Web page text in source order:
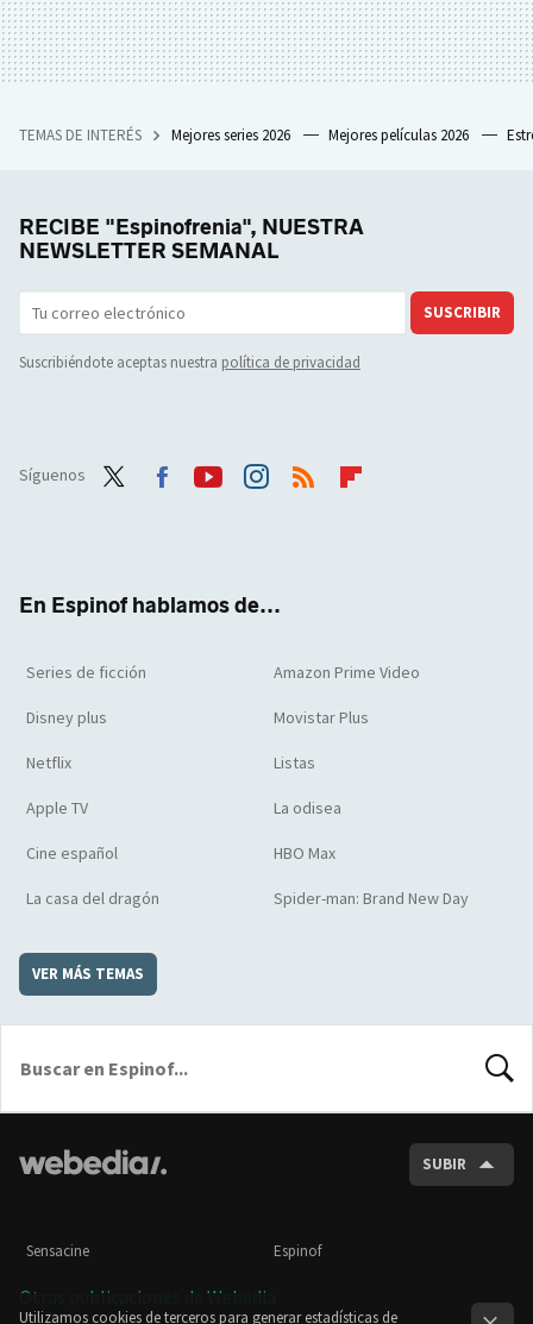
TEMAS DE INTERÉS Mejores series 2026 Mejores películas 2026
RECIBE "Espinofrenia", NUESTRA
NEWSLETTER SEMANAL
SUSCRIBIR
Suscribiéndote aceptas nuestra política de privacidad
Síguenos
En Espinof hablamos de...
Series de ficción Amazon Prime Video
Disney plus Movistar Plus
Netflix Listas
Apple TV La odisea
Cine español HBO Max
La casa del dragón Spider-man: Brand New Day
VER MÁS TEMAS
SUBIR
Sensacine Espinof
Otras publicaciones de Webedia
Utilizamos cookies de terceros para generar estadísticas de